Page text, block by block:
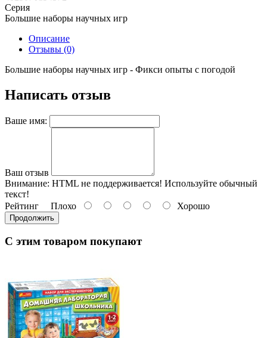
Серия
Большие наборы научных игр
Описание
Отзывы (0)
Большие наборы научных игр - Фикси опыты с погодой
Написать отзыв
Ваше имя:
Ваш отзыв
Внимание: HTML не поддерживается! Используйте обычный
текст!
Рейтинг Плохо Хорошо
Продолжить
С этим товаром покупают